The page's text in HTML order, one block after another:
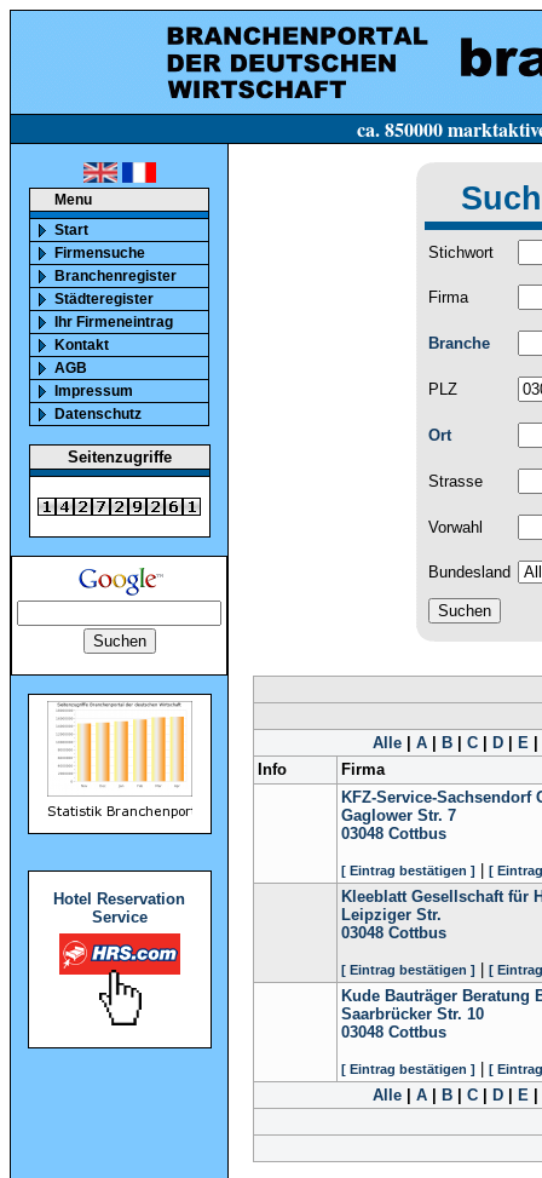
ca. 850000 marktaktive Firmen in
Menu
Start
Firmensuche
Branchenregister
Städteregister
Ihr Firmeneintrag
Kontakt
AGB
Impressum
Datenschutz
Seitenzugriffe
Hotel Reservation
Service
Stichwort
Firma
Branche
PLZ
Ort
Strasse
Vorwahl
Bundesland
Alle| A| B| C| D| E|
Info
Firma
KFZ-Service-Sachsendorf
Gaglower Str. 7
03048 Cottbus
[ Eintrag bestätigen ] [
Kleeblatt Gesellschaft für
Leipziger Str.
03048 Cottbus
[ Eintrag bestätigen ] [
Kude Bauträger Beratung
Saarbrücker Str. 10
03048 Cottbus
[ Eintrag bestätigen ] [
Alle| A| B| C| D| E|